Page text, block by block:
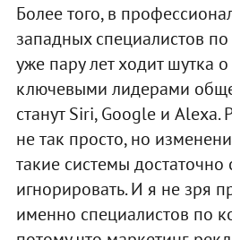
Более того, в
западных специалистов
уже пару лет ходит шутка
ключевыми лидерами
станут Siri, Google и Alexa.
не так просто, но
такие системы
игнорировать. И я не зря
именно специалистов по